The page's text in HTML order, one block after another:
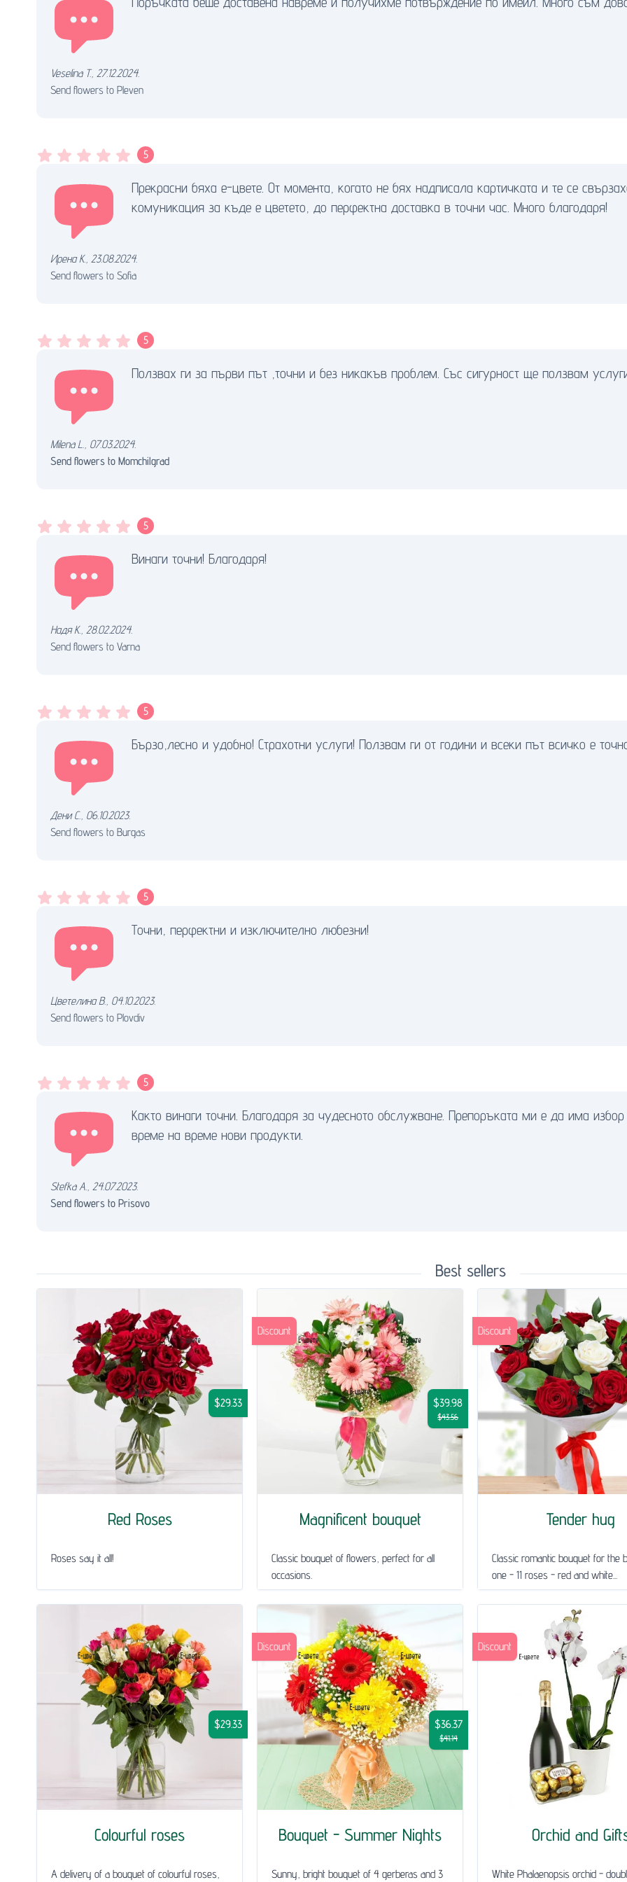
Veselina T., 27.12.2024.
Send flowers to Pleven
5
Прекрасни бяха е-цвете. От момента, когато не бях надписала картичката и те се
комуникация за къде е цветето, до перфектна доставка в точни час. Много благодаря!
Ирена К., 23.08.2024.
Send flowers to Sofia
5
Ползвах ги за първи път ,точни и без никакъв проблем. Със сигурност ще ползвам
Milena L., 07.03.2024.
Send flowers to Momchilgrad
5
Винаги точни! Благодаря!
Надя К., 28.02.2024.
Send flowers to Varna
5
Бързо,лесно и удобно! Страхотни услуги! Ползвам ги от години и всеки път всичко е
Дени С., 06.10.2023.
Send flowers to Burgas
5
Точни, перфектни и изключително любезни!
Цветелина В., 04.10.2023.
Send flowers to Plovdiv
5
Както винаги точни. Благодаря за чудесното обслужване. Препоръката ми е да има
време на време нови продукти.
Stefka A., 24.07.2023.
Send flowers to Prisovo
Best sellers
Red Roses
$29.33
Roses say it all!
Magnificent bouquet
$39.98
$43.56
Discount
Classic bouquet of flowers, perfect for all
occasions.
Tender hug
Discount
Classic romantic bouquet for the
one - 11 roses - red and white...
Colourful roses
$29.33
A delivery of a bouquet of colourful roses,
Bouquet - Summer Nights
$36.37
$41.14
Discount
Sunny, bright bouquet of 4 gerberas and 3
Orchid and
Discount
White Phalaenopsis orchid -